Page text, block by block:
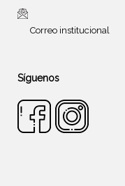
Correo institucional
Síguenos